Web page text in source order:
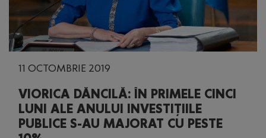
11 OCTOMBRIE 2019
VIORICA DĂNCILĂ: ÎN PRIMELE CINCI
LUNI ALE ANULUI INVESTIȚIILE
PUBLICE S-AU MAJORAT CU PESTE